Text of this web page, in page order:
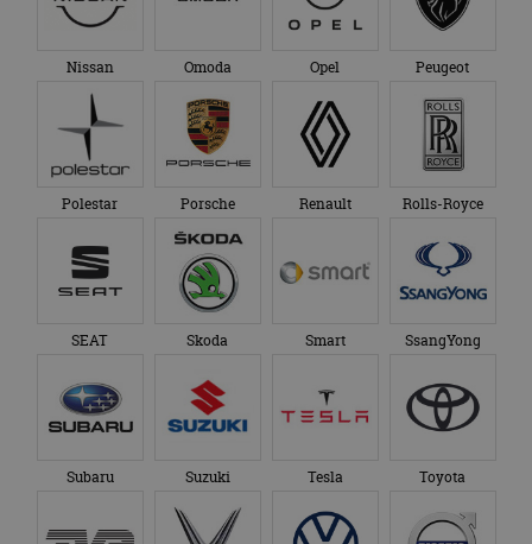
Nissan Omoda Opel Peugeot
Polestar Porsche Renault Rolls-Royce
SEAT Skoda Smart SsangYong
Subaru Suzuki Tesla Toyota